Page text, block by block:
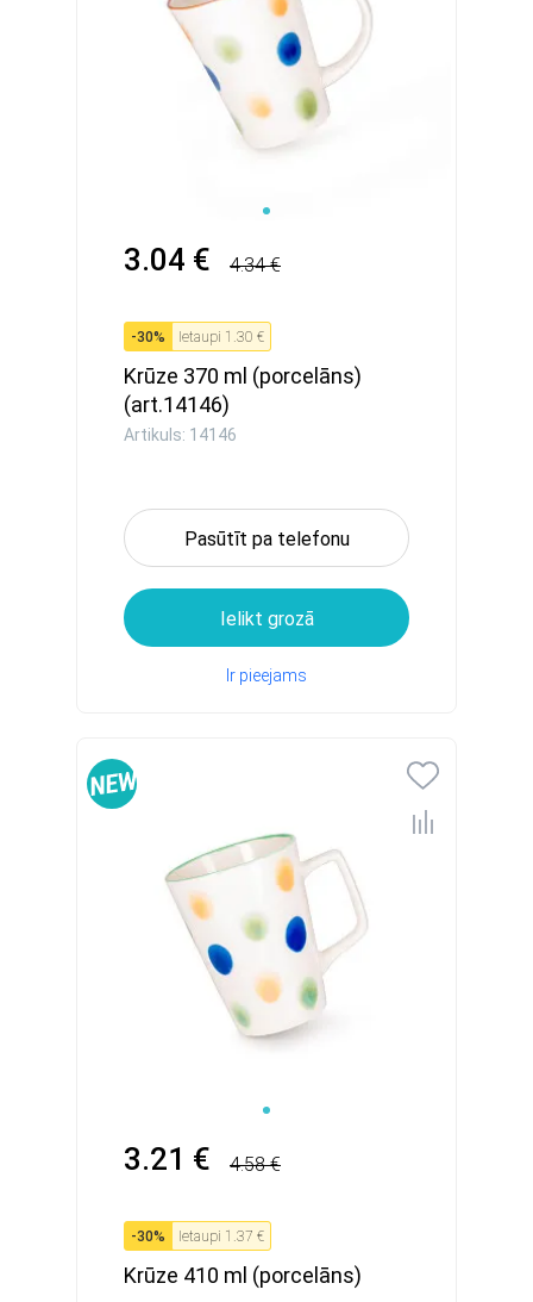
3.04 € 4.34 €
-30% Ietaupi 1.30 €
Krūze 370 ml (porcelāns)
(art.14146)
Artikuls: 14146
Pasūtīt pa telefonu
Ielikt grozā
Ir pieejams
3.21 € 4.58 €
-30% Ietaupi 1.37 €
Krūze 410 ml (porcelāns)